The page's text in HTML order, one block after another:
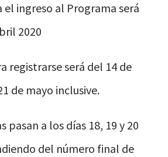
el ingreso al Programa será
2020
registrarse será del 14 de
de mayo inclusive.
pasan a los días 18, 19 y 20
del número final de